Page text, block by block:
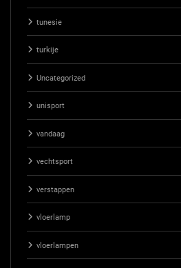
tunesie
turkije
Uncategorized
unisport
vandaag
vechtsport
verstappen
vloerlamp
vloerlampen